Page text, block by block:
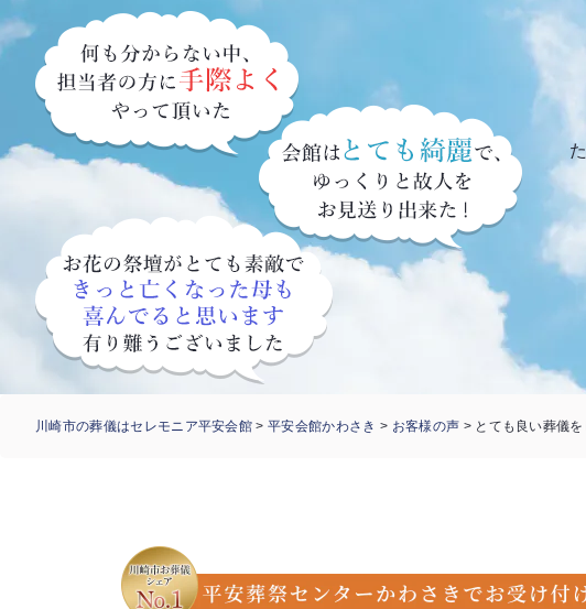
川崎市の葬儀はセレモニア平安会館 >平安会館かわさき > お客様の声 > とても良い葬儀